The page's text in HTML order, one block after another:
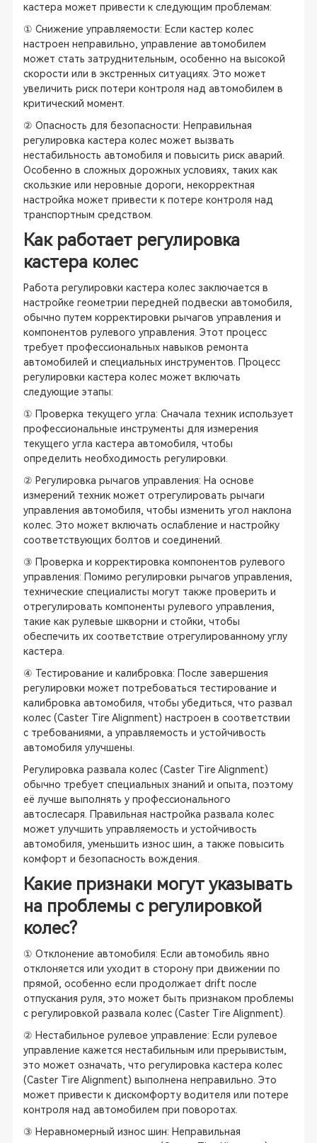
кастера может привести к следующим проблемам:
① Снижение управляемости: Если кастер колес
настроен неправильно, управление автомобилем
может стать затруднительным, особенно на высокой
скорости или в экстренных ситуациях. Это может
увеличить риск потери контроля над автомобилем в
критический момент.
② Опасность для безопасности: Неправильная
регулировка кастера колес может вызвать
нестабильность автомобиля и повысить риск аварий.
Особенно в сложных дорожных условиях, таких как
скользкие или неровные дороги, некорректная
настройка может привести к потере контроля над
транспортным средством.
Как работает регулировка
кастера колес
Работа регулировки кастера колес заключается в
настройке геометрии передней подвески автомобиля,
обычно путем корректировки рычагов управления и
компонентов рулевого управления. Этот процесс
требует профессиональных навыков ремонта
автомобилей и специальных инструментов. Процесс
регулировки кастера колес может включать
следующие этапы:
① Проверка текущего угла: Сначала техник использует
профессиональные инструменты для измерения
текущего угла кастера автомобиля, чтобы
определить необходимость регулировки.
② Регулировка рычагов управления: На основе
измерений техник может отрегулировать рычаги
управления автомобиля, чтобы изменить угол наклона
колес. Это может включать ослабление и настройку
соответствующих болтов и соединений.
③ Проверка и корректировка компонентов рулевого
управления: Помимо регулировки рычагов управления,
технические специалисты могут также проверить и
отрегулировать компоненты рулевого управления,
такие как рулевые шкворни и стойки, чтобы
обеспечить их соответствие отрегулированному углу
кастера.
④ Тестирование и калибровка: После завершения
регулировки может потребоваться тестирование и
калибровка автомобиля, чтобы убедиться, что развал
колес (Caster Tire Alignment) настроен в соответствии
с требованиями, а управляемость и устойчивость
автомобиля улучшены.
Регулировка развала колес (Caster Tire Alignment)
обычно требует специальных знаний и опыта, поэтому
её лучше выполнять у профессионального
автослесаря. Правильная настройка развала колес
может улучшить управляемость и устойчивость
автомобиля, уменьшить износ шин, а также повысить
комфорт и безопасность вождения.
Какие признаки могут указывать
на проблемы с регулировкой
колес?
① Отклонение автомобиля: Если автомобиль явно
отклоняется или уходит в сторону при движении по
прямой, особенно если продолжает drift после
отпускания руля, это может быть признаком проблемы
с регулировкой развала колес (Caster Tire Alignment).
② Нестабильное рулевое управление: Если рулевое
управление кажется нестабильным или прерывистым,
это может означать, что регулировка кастера колес
(Caster Tire Alignment) выполнена неправильно. Это
может привести к дискомфорту водителя или потере
контроля над автомобилем при поворотах.
③ Неравномерный износ шин: Неправильная